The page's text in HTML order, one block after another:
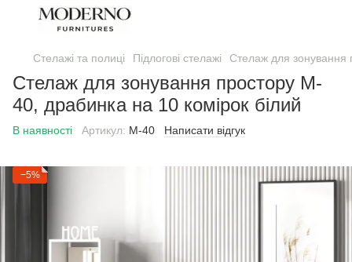
Стелажі та полиці Підлогові стелажі Стелаж для зонування
Стелаж для зонування простору M-
40, драбинка на 10 комірок білий
В наявності Артикул: М-40 Написати відгук
−5%